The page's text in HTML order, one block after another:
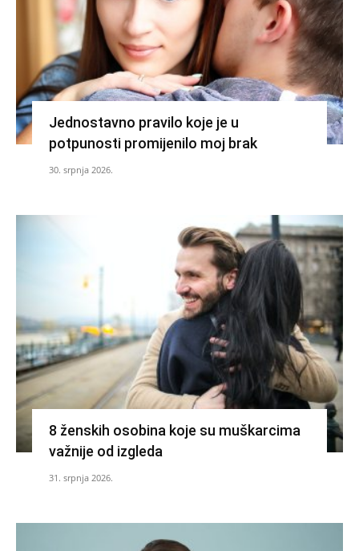
Jednostavno pravilo koje je u
potpunosti promijenilo moj brak
30. srpnja 2026.
8 ženskih osobina koje su muškarcima
važnije od izgleda
31. srpnja 2026.